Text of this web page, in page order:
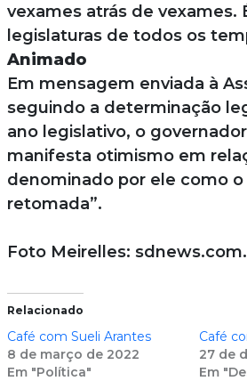
vexames atrás de vexames.
legislaturas de todos os
Animado
Em mensagem enviada à
seguindo a determinação
ano legislativo, o
manifesta otimismo em
denominado por ele como o
retomada”.
Foto Meirelles:
Relacionado
Café com Sueli Arantes
8 de março de 2022
Em "Política"
Café
27 de
Em